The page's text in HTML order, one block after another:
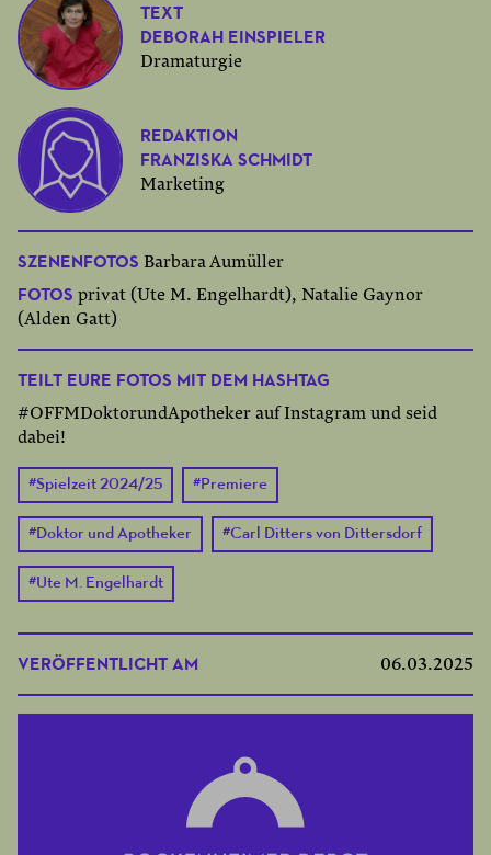
TEXT
DEBORAH EINSPIELER
Dramaturgie
REDAKTION
FRANZISKA SCHMIDT
Marketing
SZENENFOTOS Barbara Aumüller
FOTOS privat (Ute M. Engelhardt), Natalie Gaynor
(Alden Gatt)
TEILT EURE FOTOS MIT DEM HASHTAG
#OFFMDoktorundApotheker auf Instagram und seid
dabei!
#Spielzeit 2024/25 #Premiere
#Doktor und Apotheker #Carl Ditters von Dittersdorf
#Ute M. Engelhardt
VERÖFFENTLICHT AM 06.03.2025